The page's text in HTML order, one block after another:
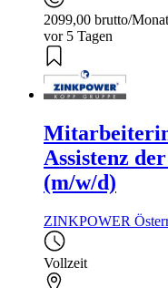
2099,00 brutto/Monat
vor 5 Tagen
Assistenz
(m/w/d)
ZINKPOWER
Vollzeit